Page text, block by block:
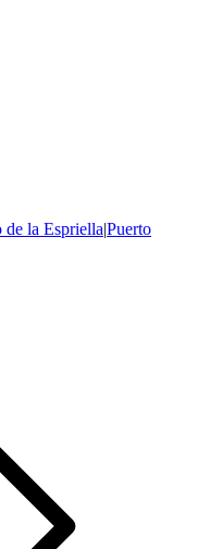
de la Espriella|Puerto